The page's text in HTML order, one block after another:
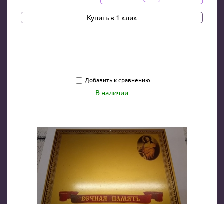
Купить в 1 клик
Добавить к сравнению
В наличии